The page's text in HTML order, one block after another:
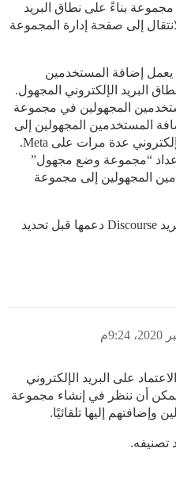
بناءً على نطاق البريد
إلى صفحة إدارة المجموعة
يعمل إضافة المستخدمين
البريد الإلكتروني المجهول.
المجهولين في مجموعة
المستخدمين المجهولين إلى
مجموعة بناءً على نطاق بريدهم الإلكتروني عدة مرات على Meta.
“مجموعة وضع مجهول”
المجهولين إلى مجموعة
دعنا نرى ما إذا كانت هذه وظيفة يريد Discourse دعمها قبل تحديد
على البريد الإلكتروني
يمكن أن ننظر في إنشاء مجموعة
وإضافتهم إليها تلقائيًا.
تصنيفه.